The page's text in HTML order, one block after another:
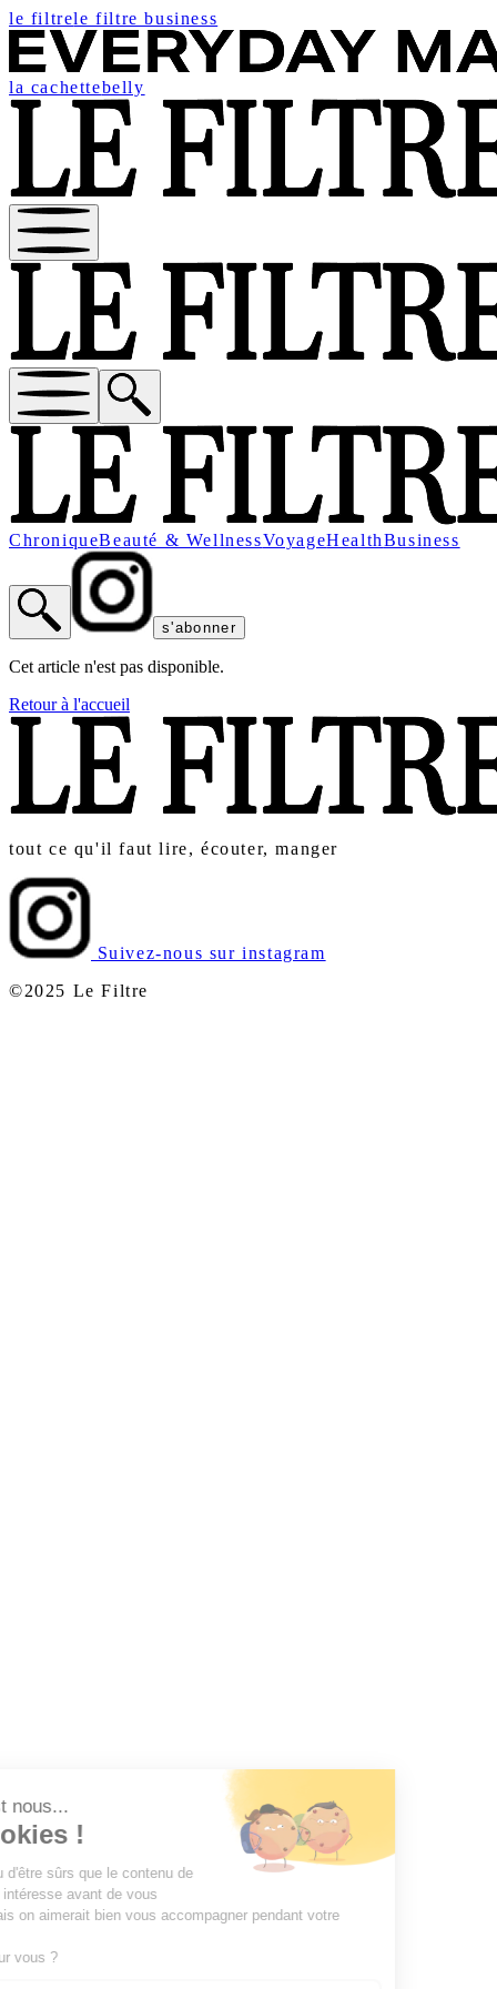
le filtrele filtre business
la cachettebelly
ChroniqueBeauté & WellnessVoyageHealthBusiness
s'abonner
Cet article n'est pas disponible.
Retour à l'accueil
tout ce qu'il faut lire, écouter, manger
Suivez-nous sur instagram
©2025 Le Filtre